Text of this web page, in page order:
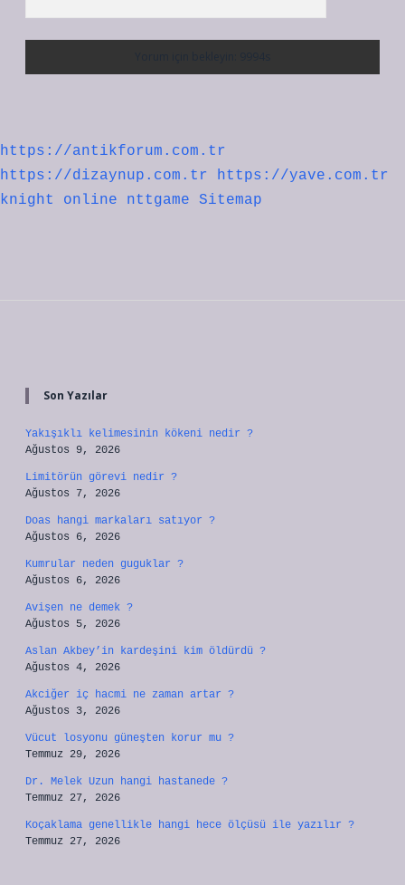
https://antikforum.com.tr
https://dizaynup.com.tr
https://yave.com.tr
knight online
nttgame Sitemap
Son Yazılar
Yakışıklı kelimesinin kökeni nedir ?
Ağustos 9, 2026
Limitörün görevi nedir ?
Ağustos 7, 2026
Doas hangi markaları satıyor ?
Ağustos 6, 2026
Kumrular neden guguklar ?
Ağustos 6, 2026
Avişen ne demek ?
Ağustos 5, 2026
Aslan Akbey’in kardeşini kim öldürdü ?
Ağustos 4, 2026
Akciğer iç hacmi ne zaman artar ?
Ağustos 3, 2026
Vücut losyonu güneşten korur mu ?
Temmuz 29, 2026
Dr. Melek Uzun hangi hastanede ?
Temmuz 27, 2026
Koçaklama genellikle hangi hece ölçüsü ile yazılır ?
Temmuz 27, 2026